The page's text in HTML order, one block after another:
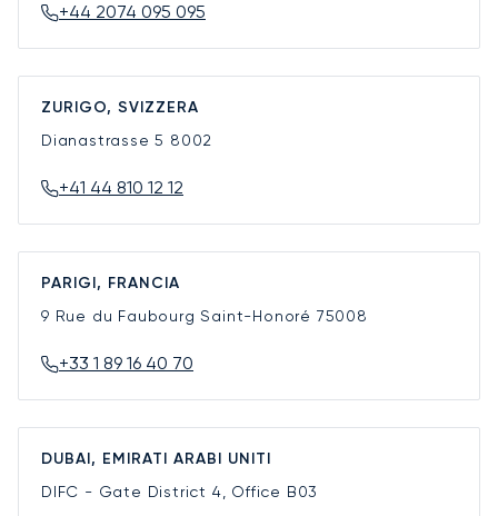
+44 2074 095 095
ZURIGO, SVIZZERA
Dianastrasse 5 8002
+41 44 810 12 12
PARIGI, FRANCIA
9 Rue du Faubourg Saint-Honoré 75008
+33 1 89 16 40 70
DUBAI, EMIRATI ARABI UNITI
DIFC - Gate District 4, Office B03